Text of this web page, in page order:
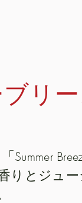
リ
Summer
りとジュー